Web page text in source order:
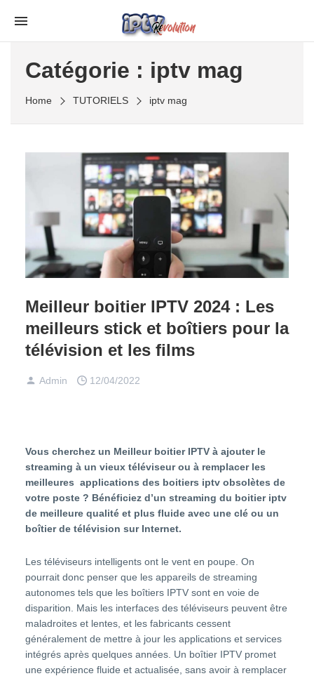
contentCatégorie : iptv mag
Home TUTORIELS iptv mag
Meilleur boitier IPTV 2024 : Les
meilleurs stick et boîtiers pour la
télévision et les films
Admin 12/04/2022
Vous cherchez un Meilleur boitier IPTV à ajouter le
streaming à un vieux téléviseur ou à remplacer les
meilleures applications des boitiers iptv obsolètes de
votre poste ? Bénéficiez d’un streaming du boitier iptv
de meilleure qualité et plus fluide avec une clé ou un
boîtier de télévision sur Internet.
Les téléviseurs intelligents ont le vent en poupe. On
pourrait donc penser que les appareils de streaming
autonomes tels que les boîtiers IPTVsont en voie de
disparition. Mais les interfaces des téléviseurs peuvent être
maladroites et lentes, et les fabricants cessent
généralement de mettre à jour les applications et services
intégrés après quelques années. Un boîtier IPTV promet
une expérience fluide et actualisée, sans avoir à remplacer